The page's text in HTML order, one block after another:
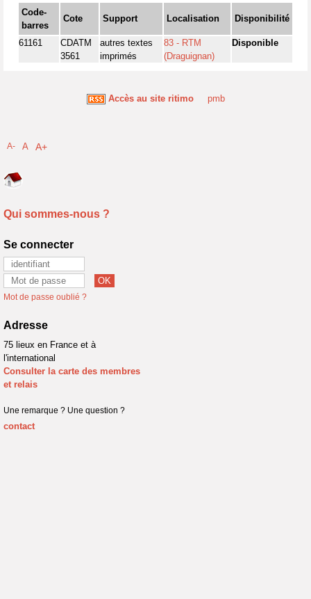
Code-
barres
Cote Support Localisation Disponibilité
61161
CDATM
3561
autres textes
imprimés
83 - RTM
(Draguignan)
Disponible
Accès au site ritimo pmb
A- A A+
Qui sommes-nous ?
Se connecter
Mot de passe oublié ?
Adresse
75 lieux en France et à
l'international
Consulter la carte des membres
et relais
Une remarque ? Une question ?
contact